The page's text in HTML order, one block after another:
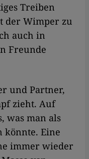
Treiben
der Wimper zu
auch in
Freunde
und Partner,
zieht. Auf
was man als
könnte. Eine
immer wieder